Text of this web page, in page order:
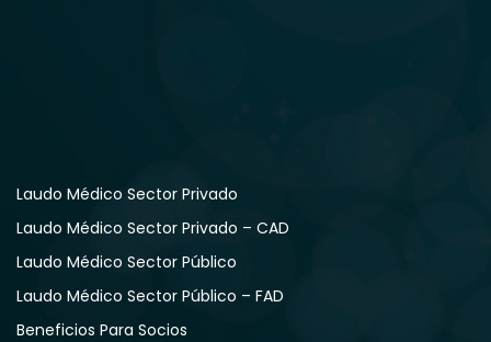
Laudo Médico Sector Privado
Laudo Médico Sector Privado – CAD
Laudo Médico Sector Público
Laudo Médico Sector Público – FAD
Beneficios Para Socios